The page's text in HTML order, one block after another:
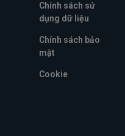
Chính sách sử
dụng dữ liệu
Chính sách bảo
mật
Cookie